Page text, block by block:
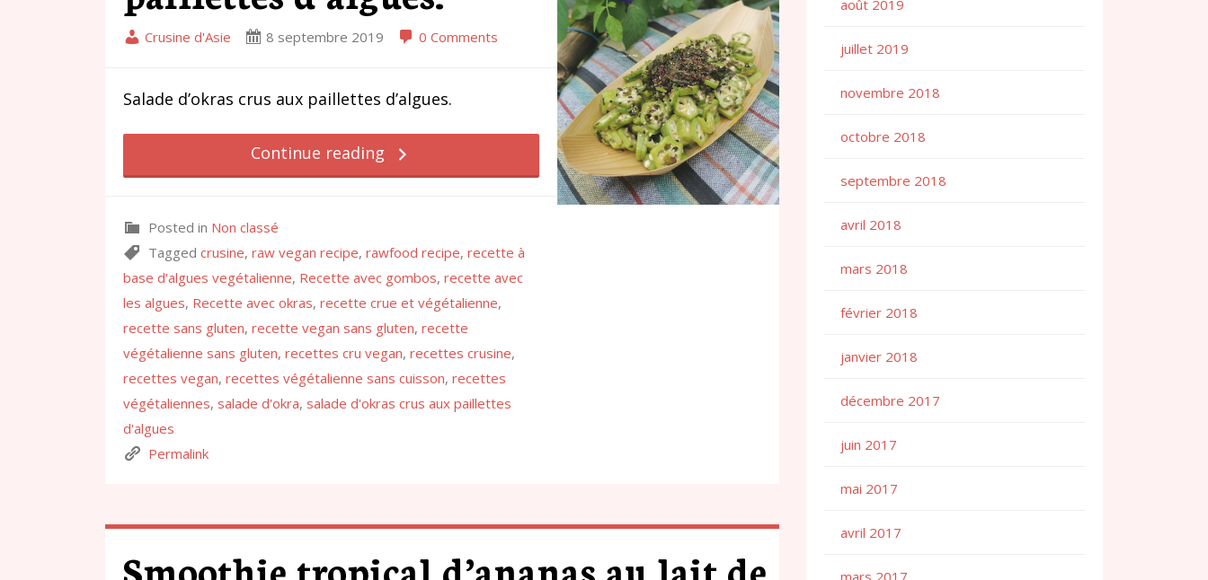
Crusine d'Asie 8 septembre 2019 0 Comments
Salade d’okras crus aux paillettes d’algues.
Continue reading
Posted in Non classé
Tagged crusine, raw vegan recipe, rawfood recipe, recette à
base d'algues vegétalienne, Recette avec gombos, recette avec
les algues, Recette avec okras, recette crue et végétalienne,
recette sans gluten, recette vegan sans gluten, recette
végétalienne sans gluten, recettes cru vegan, recettes crusine,
recettes vegan, recettes végétalienne sans cuisson, recettes
végétaliennes, salade d'okra, salade d'okras crus aux paillettes
d'algues
Permalink
août 2019
juillet 2019
novembre 2018
octobre 2018
septembre 2018
avril 2018
mars 2018
février 2018
janvier 2018
décembre 2017
juin 2017
mai 2017
avril 2017
mars 2017